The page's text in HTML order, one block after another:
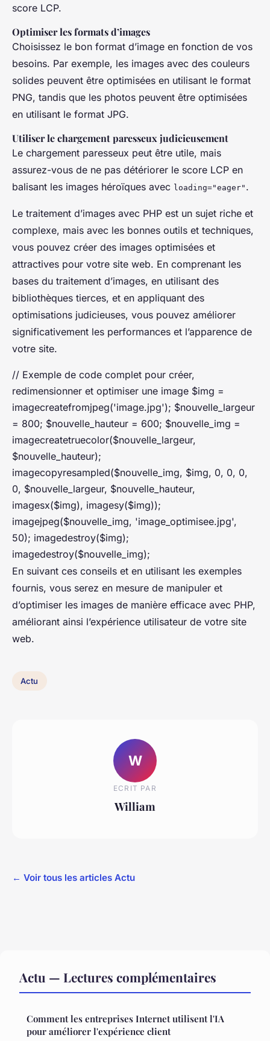
score LCP.
Optimiser les formats d’images
Choisissez le bon format d’image en fonction de vos
besoins. Par exemple, les images avec des couleurs
solides peuvent être optimisées en utilisant le format
PNG, tandis que les photos peuvent être optimisées
en utilisant le format JPG.
Utiliser le chargement paresseux judicieusement
Le chargement paresseux peut être utile, mais
assurez-vous de ne pas détériorer le score LCP en
balisant les images héroïques avec loading="eager" .
Le traitement d’images avec PHP est un sujet riche et
complexe, mais avec les bonnes outils et techniques,
vous pouvez créer des images optimisées et
attractives pour votre site web. En comprenant les
bases du traitement d’images, en utilisant des
bibliothèques tierces, et en appliquant des
optimisations judicieuses, vous pouvez améliorer
significativement les performances et l’apparence de
votre site.
// Exemple de code complet pour créer,
redimensionner et optimiser une image $img =
imagecreatefromjpeg('image.jpg'); $nouvelle_largeur
= 800; $nouvelle_hauteur = 600; $nouvelle_img =
imagecreatetruecolor($nouvelle_largeur,
$nouvelle_hauteur);
imagecopyresampled($nouvelle_img, $img, 0, 0, 0,
0, $nouvelle_largeur, $nouvelle_hauteur,
imagesx($img), imagesy($img));
imagejpeg($nouvelle_img, 'image_optimisee.jpg',
50); imagedestroy($img);
imagedestroy($nouvelle_img);
En suivant ces conseils et en utilisant les exemples
fournis, vous serez en mesure de manipuler et
d’optimiser les images de manière efficace avec PHP,
améliorant ainsi l’expérience utilisateur de votre site
web.
Actu
W
ECRIT PAR
William
← Voir tous les articles Actu
Actu — Lectures complémentaires
Comment les entreprises Internet utilisent l'IA
pour améliorer l'expérience client